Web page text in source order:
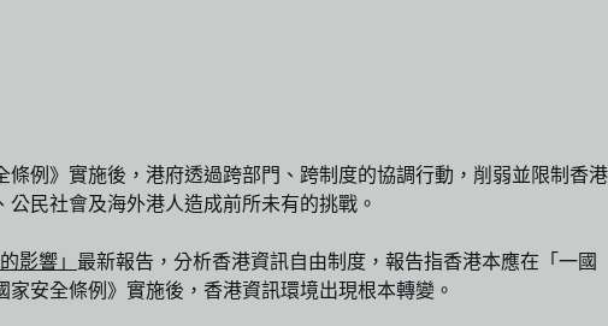
例》實施後，港府透過跨部門、跨制度的協調行動，削弱並限制香港
民社會及海外港人造成前所未有的挑戰。
影響」 最新報告，分析香港資訊自由制度，報告指香港本應在「一國
安全條例》實施後，香港資訊環境出現根本轉變。